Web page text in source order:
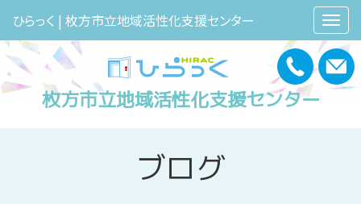
ひらっく | 枚方市立地域活性化支援センター
枚方市立地域活性化支援センター
ブログ